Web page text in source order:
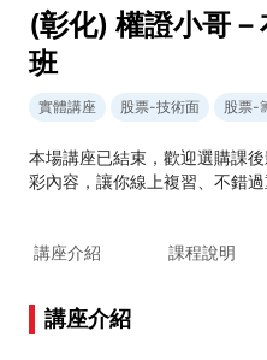
(彰化) 權證小哥
班
實體講座 股票-技術面 股票-
本場講座已結束，歡迎選購課
彩內容，讓你線上複習、不錯過
講座介紹 課程說明
講座介紹